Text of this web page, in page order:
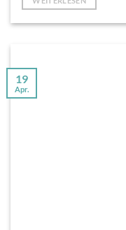
19
Apr.